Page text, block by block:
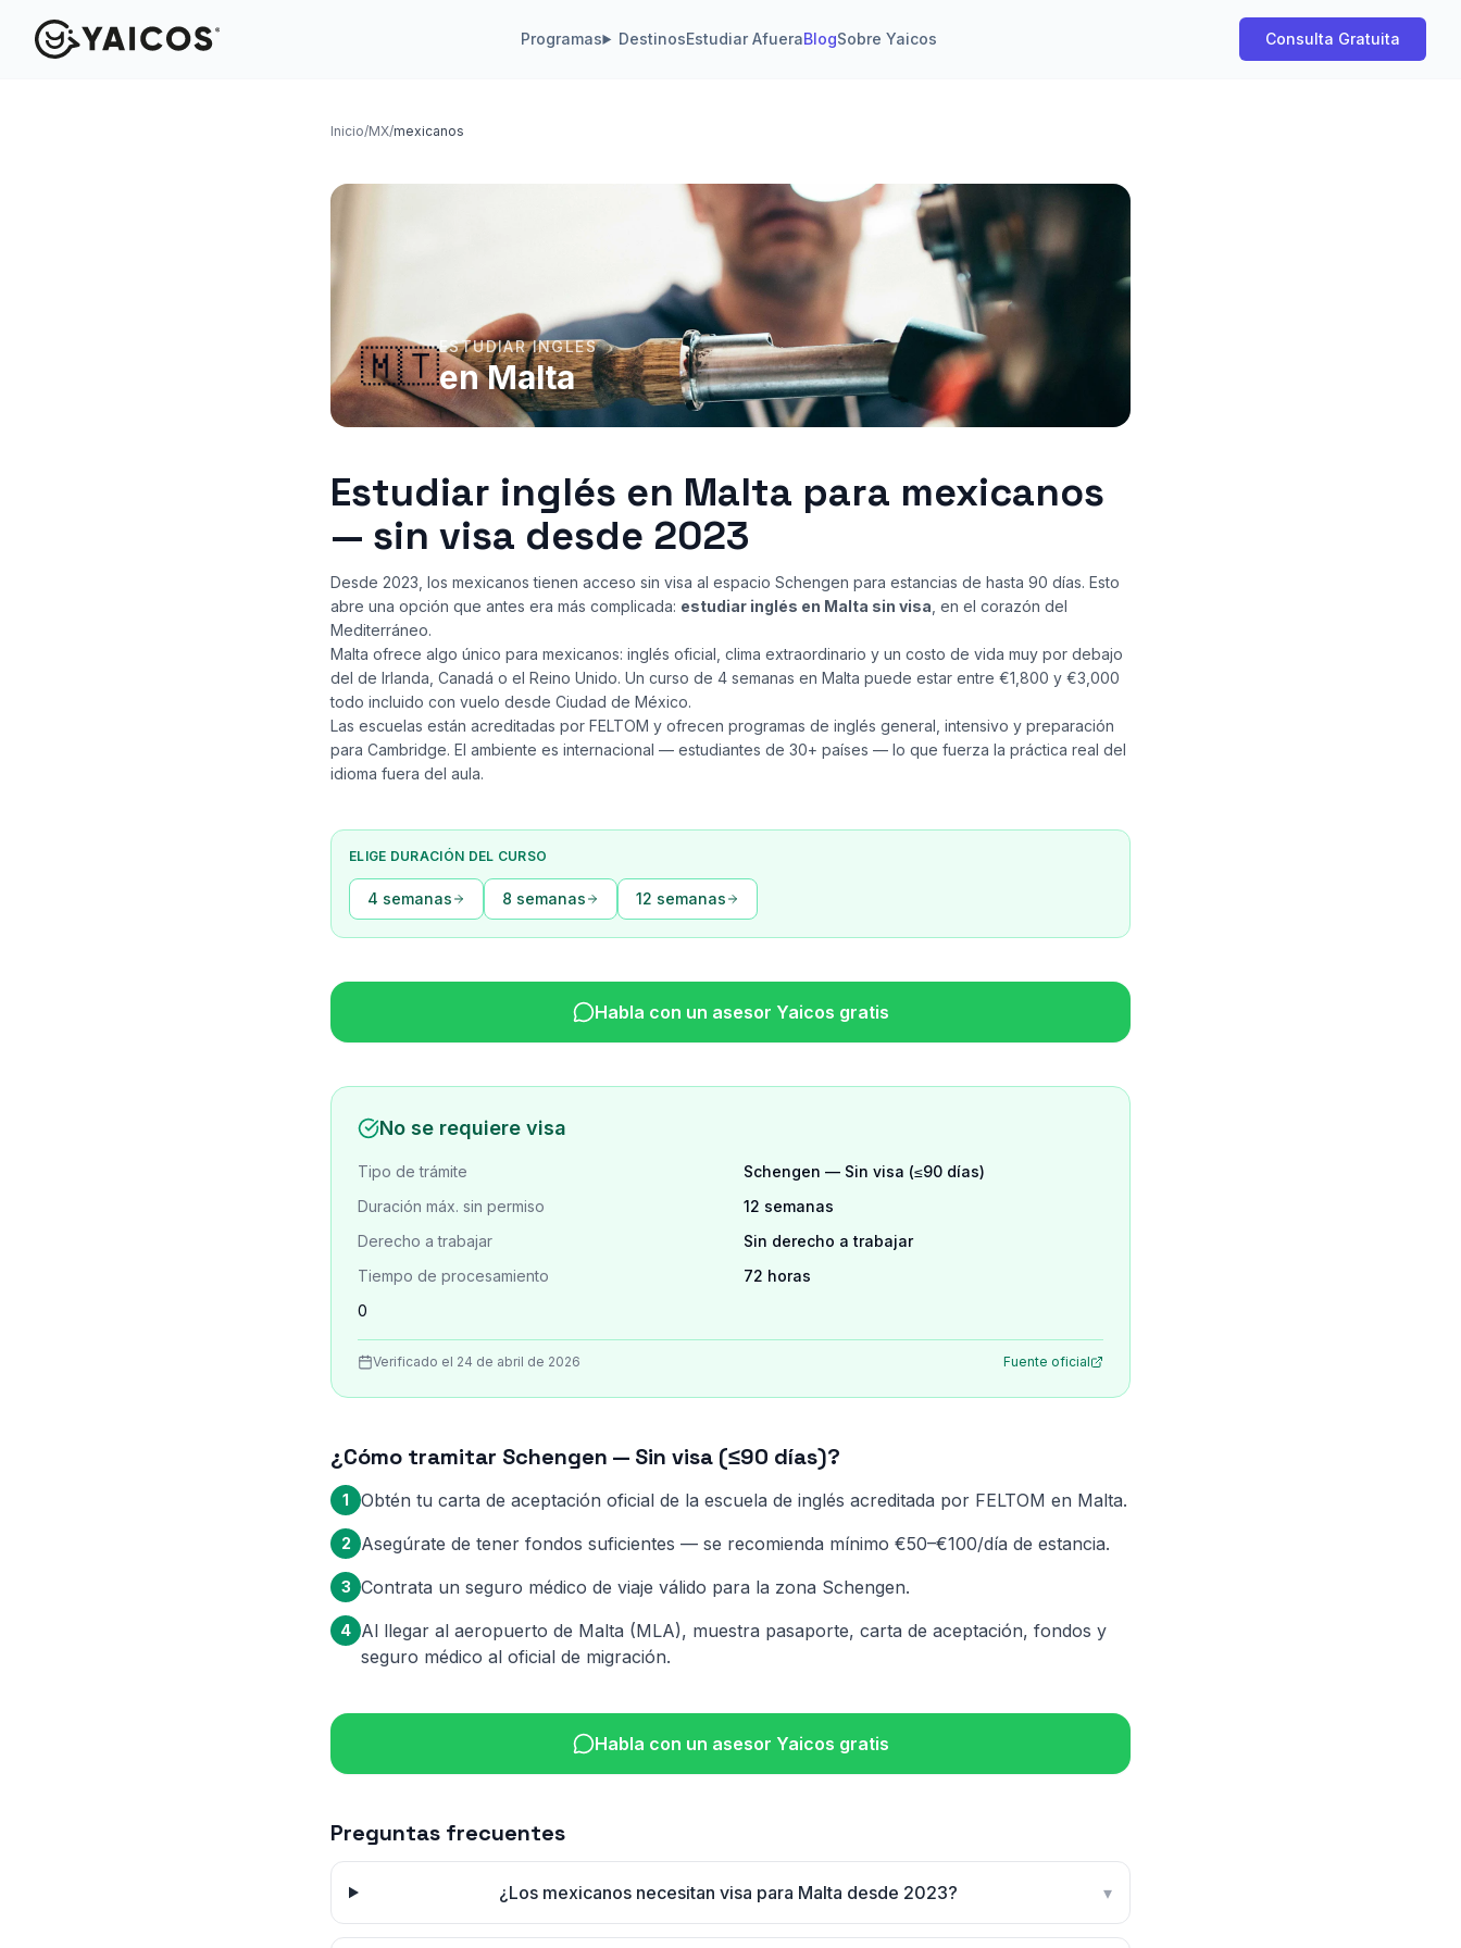
Programas DestinosEstudiar AfueraBlogSobre Yaicos Consulta Gratuita
Inicio/MX/mexicanos
🇲🇹ESTUDIAR INGLES
en Malta
Estudiar inglés en Malta para mexicanos
— sin visa desde 2023
Desde 2023, los mexicanos tienen acceso sin visa al espacio Schengen para estancias de hasta 90 días. Esto
abre una opción que antes era más complicada: estudiar inglés en Malta sin visa , en el corazón del
Mediterráneo.
Malta ofrece algo único para mexicanos: inglés oficial, clima extraordinario y un costo de vida muy por debajo
del de Irlanda, Canadá o el Reino Unido. Un curso de 4 semanas en Malta puede estar entre €1,800 y €3,000
todo incluido con vuelo desde Ciudad de México.
Las escuelas están acreditadas por FELTOM y ofrecen programas de inglés general, intensivo y preparación
para Cambridge. El ambiente es internacional — estudiantes de 30+ países — lo que fuerza la práctica real del
idioma fuera del aula.
ELIGE DURACIÓN DEL CURSO
4 semanas 8 semanas 12 semanas
Habla con un asesor Yaicos gratis
No se requiere visa
Tipo de trámite
Schengen — Sin visa (≤90 días)
Duración máx. sin permiso
12 semanas
Derecho a trabajar
Sin derecho a trabajar
Tiempo de procesamiento
72 horas
0
Verificado el 24 de abril de 2026 Fuente oficial
¿Cómo tramitar Schengen — Sin visa (≤90 días)?
1 Obtén tu carta de aceptación oficial de la escuela de inglés acreditada por FELTOM en Malta.
2 Asegúrate de tener fondos suficientes — se recomienda mínimo €50–€100/día de estancia.
3 Contrata un seguro médico de viaje válido para la zona Schengen.
4 Al llegar al aeropuerto de Malta (MLA), muestra pasaporte, carta de aceptación, fondos y
seguro médico al oficial de migración.
Habla con un asesor Yaicos gratis
Preguntas frecuentes
¿Los mexicanos necesitan visa para Malta desde 2023? ▾